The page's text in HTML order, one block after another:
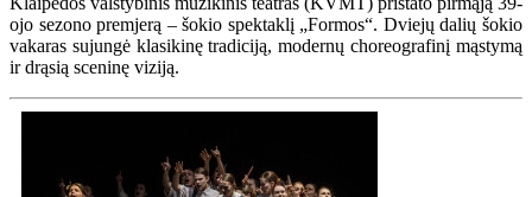
ojo sezono premjerą – šokio spektaklį „Formos“. Dviejų dalių šokio
vakaras sujungė klasikinę tradiciją, modernų choreografinį mąstymą
ir drąsią sceninę viziją.